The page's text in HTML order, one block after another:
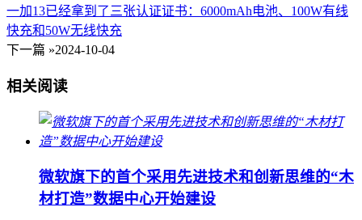
一加13已经拿到了三张认证证书：6000mAh电池、100W有线
快充和50W无线快充
下一篇 »2024-10-04
相关阅读
微软旗下的首个采用先进技术和创新思维的“木
材打造”数据中心开始建设